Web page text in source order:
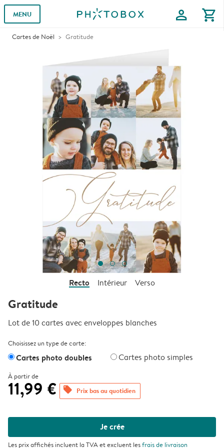
MENU profile shopping_cart
Cartes de Noël Gratitude
Recto Intérieur Verso
Gratitude
Lot de 10 cartes avec enveloppes blanches
Choisissez un type de carte:
Cartes photo doubles Cartes photo simples
À partir de
11,99 € offers Prix bas au quotidien
Je crée
Les prix affichés incluent la TVA et excluent lesfrais de livraison